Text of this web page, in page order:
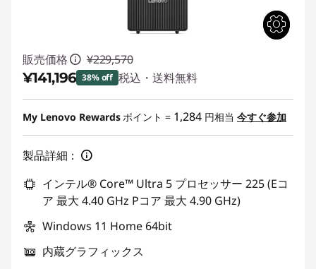
販売価格 ¥229,570
¥141,196 38% off 税込・送料無料
特別割引 :-¥88,374
My Lenovo Rewardsポイント = 1,284 円相当 今すぐ参加
製品詳細：
インテル® Core™ Ultra 5 プロセッサー 225 (Eコ
ア 最大 4.40 GHz Pコア 最大 4.90 GHz)
Windows 11 Home 64bit
内蔵グラフィックス